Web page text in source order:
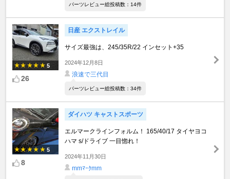
パーツレビュー総投稿数：14件
5
26
日産 エクストレイル
サイズ最強は、245/35R/22 インセット+35
2024年12月8日
浪速で三代目
パーツレビュー総投稿数：34件
5
8
ダイハツ キャストスポーツ
エルマークラインフォルム！ 165/40/17 タイヤヨコ
ハマ s/ドライブ 一目惚れ！
2024年11月30日
mmﾏｰｸmm